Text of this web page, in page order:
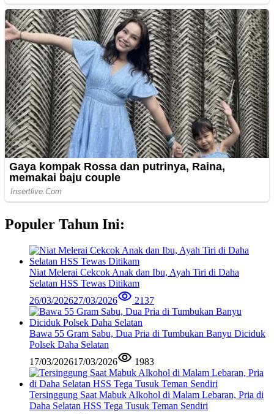
Populer Tahun Ini:
Niat Melerai Cekcok Anak dan Ibu, Ayah Tiri di Daha
Selatan HSS Tewas Ditikam
26/03/202627/03/2026 2137
Bawa 55 Gram Sabu, Dua Pria di Tumbukan Banyu Diciduk
Polsek Daha Selatan
17/03/202617/03/2026 1983
Tersinggung Saat Mabuk Alkohol di Malam Lebaran, Pria di
Daha Selatan HSS Tega Tusuk Teman Sendiri